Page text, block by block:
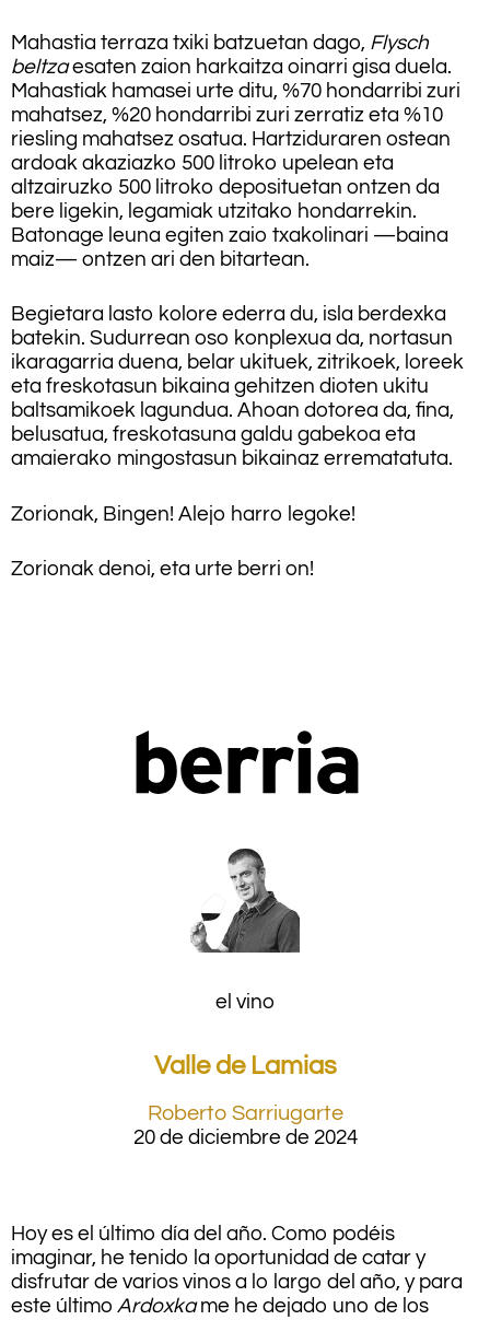
Mahastia terraza txiki batzuetan dago, Flysch
beltzaesaten zaion harkaitza oinarri gisa duela.
Mahastiak hamasei urte ditu, %70 hondarribi zuri
mahatsez, %20 hondarribi zuri zerratiz eta %10
riesling mahatsez osatua. Hartziduraren ostean
ardoak akaziazko 500 litroko upelean eta
altzairuzko 500 litroko deposituetan ontzen da
bere ligekin, legamiak utzitako hondarrekin.
Batonage leuna egiten zaio txakolinari —baina
maiz— ontzen ari den bitartean.
Begietara lasto kolore ederra du, isla berdexka
batekin. Sudurrean oso konplexua da, nortasun
ikaragarria duena, belar ukituek, zitrikoek, loreek
eta freskotasun bikaina gehitzen dioten ukitu
baltsamikoek lagundua. Ahoan dotorea da, fina,
belusatua, freskotasuna galdu gabekoa eta
amaierako mingostasun bikainaz errematatuta.
Zorionak, Bingen! Alejo harro legoke!
Zorionak denoi, eta urte berri on!
el vino
Valle de Lamias
Roberto Sarriugarte
20 de diciembre de 2024
Hoy es el último día del año. Como podéis
imaginar, he tenido la oportunidad de catar y
disfrutar de varios vinos a lo largo del año, y para
este último Ardoxkame he dejado uno de los